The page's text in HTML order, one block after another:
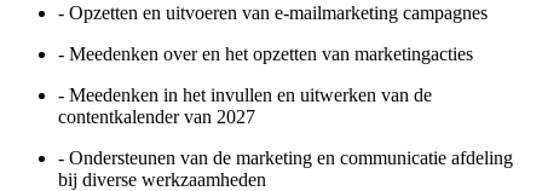
- Opzetten en uitvoeren van e-mailmarketing campagnes
- Meedenken over en het opzetten van marketingacties
- Meedenken in het invullen en uitwerken van de
contentkalender van 2027
- Ondersteunen van de marketing en communicatie afdeling
bij diverse werkzaamheden